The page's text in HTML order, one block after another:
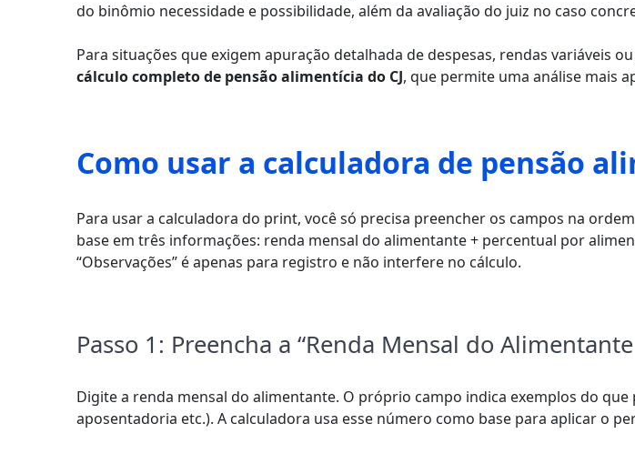
do binômio necessidade e possibilidade, além da avaliação do juiz no caso
Para situações que exigem apuração detalhada de despesas, rendas variáveis
cálculo completo de pensão alimentícia do CJ, que permite uma análise mais
Como usar a calculadora de pensão
Para usar a calculadora do print, você só precisa preencher os campos na
base em três informações: renda mensal do alimentante + percentual por
“Observações” é apenas para registro e não interfere no cálculo.
Passo 1: Preencha a “Renda Mensal do Alimentante
Digite a renda mensal do alimentante. O próprio campo indica exemplos do
aposentadoria etc.). A calculadora usa esse número como base para aplicar o